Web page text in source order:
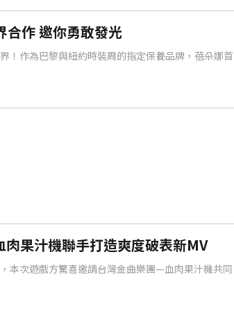
合作 邀你勇敢發光
！作為巴黎與紐約時裝周的指定保養品牌，蓓朵娜首
果汁機聯手打造爽度破表新MV
本次遊戲方驚喜邀請台灣金曲樂團—血肉果汁機共同